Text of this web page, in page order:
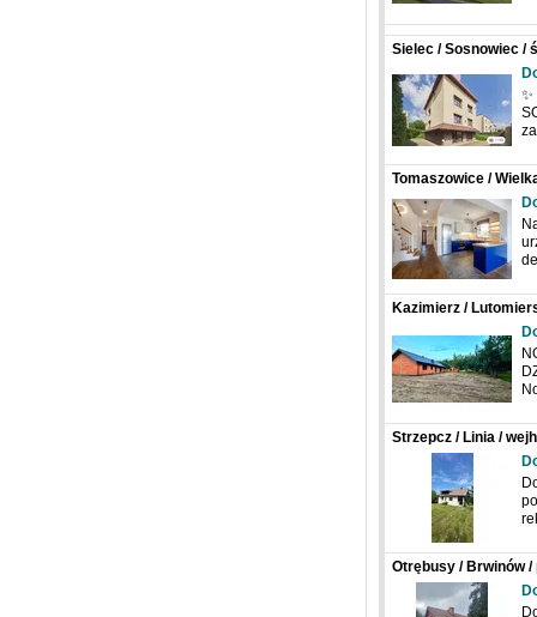
Sielec / Sosnowiec /
Tomaszowice /
Za Stodołami
Kazimierz /
Strzepcz / Linia /
Otrębusy / Brwinów
Juliusza Słowackiego